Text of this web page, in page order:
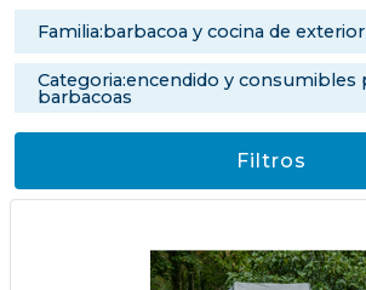
familia:barbacoa y cocina de exterior
categoria:encendido y consumibles para
barbacoas
Filtros